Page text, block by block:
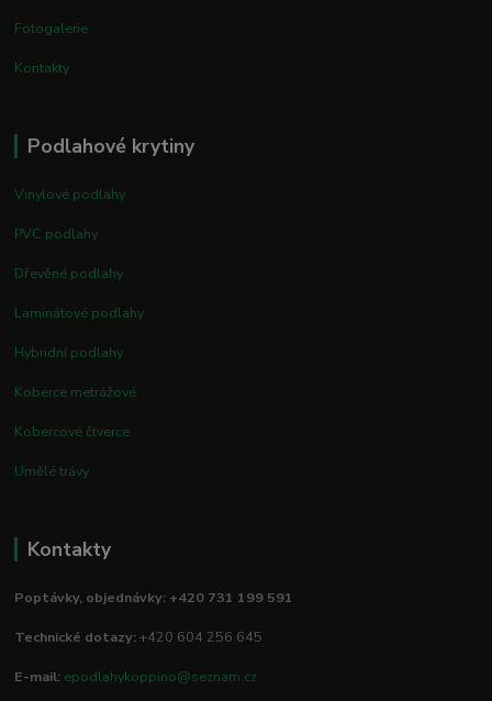
Fotogalerie
Kontakty
Podlahové krytiny
Vinylové podlahy
PVC podlahy
Dřevěné podlahy
Laminátové podlahy
Hybridní podlahy
Koberce metrážové
Kobercové čtverce
Umělé trávy
Kontakty
Poptávky, objednávky: +420 731 199 591
Technické dotazy:+420 604 256 645
E-mail: epodlahykoppino@seznam.cz